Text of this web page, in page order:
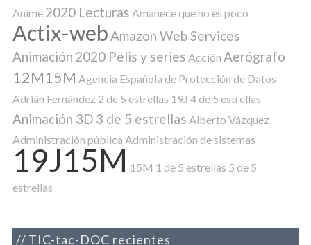
Anime 2020 Lecturas Amanece que no es poco
Actix-webAmazon Web Services
Animación 2020 Pelis y series Acción Aerógrafo
12M15M Agencia Española de Protección de Datos
Adrián Fernández 2 de 5 estrellas 19J 4 de 5 estrellas
Animación 3D 3 de 5 estrellas Alberto Vázquez
Administración pública Administración de sistemas
19J15M 15M 1 de 5 estrellas 5 de 5
estrellas
TIC-tac-DOC recientes